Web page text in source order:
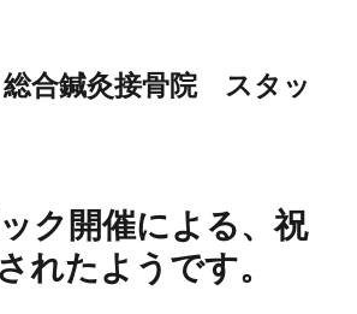
合鍼灸接骨院 スタッ
ク開催による、祝
れたようです。